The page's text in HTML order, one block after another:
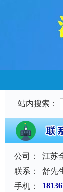
站内搜索：
公司：
江苏
联系：
舒先
手机：